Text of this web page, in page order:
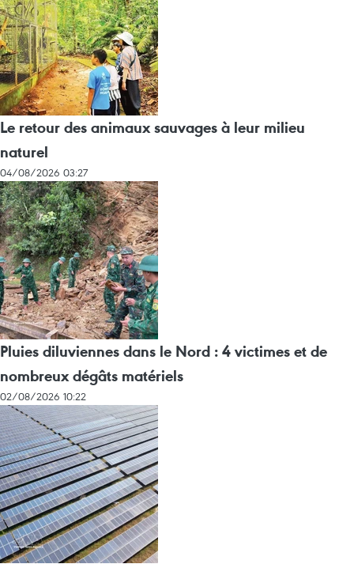
Le retour des animaux sauvages à leur milieu
naturel
04/08/2026 03:27
Pluies diluviennes dans le Nord : 4 victimes et de
nombreux dégâts matériels
02/08/2026 10:22